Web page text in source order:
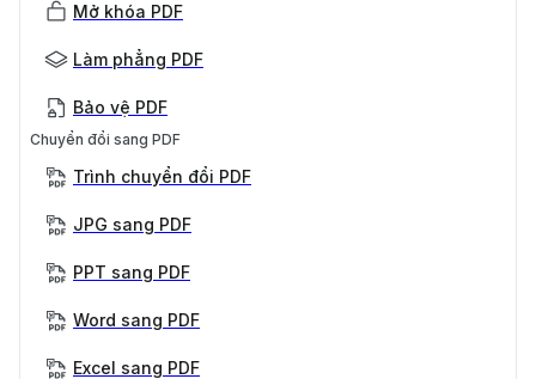
Mở khóa PDF
Làm phẳng PDF
Bảo vệ PDF
Chuyển đổi sang PDF
Trình chuyển đổi PDF
JPG sang PDF
PPT sang PDF
Word sang PDF
Excel sang PDF